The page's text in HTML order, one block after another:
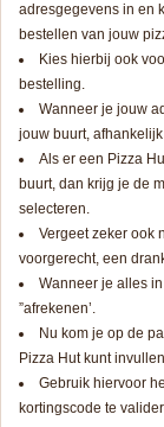
adresgegevens in en
bestellen van jouw
Kies hierbij ook
bestelling.
Wanneer je jouw
jouw buurt,
Als er een Pizza
buurt, dan krijg je de
selecteren.
Vergeet zeker ook
voorgerecht, een
Wanneer je alles
”afrekenen’.
Nu kom je op de
Pizza Hut kunt
Gebruik hiervoor
kortingscode te